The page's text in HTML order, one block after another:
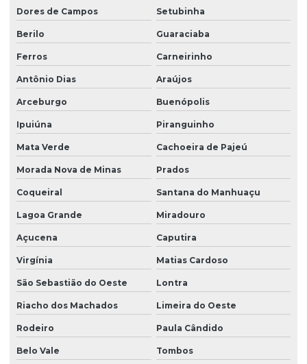
Dores de Campos Setubinha
Berilo Guaraciaba
Ferros Carneirinho
Antônio Dias Araújos
Arceburgo Buenópolis
Ipuiúna Piranguinho
Mata Verde Cachoeira de Pajeú
Morada Nova de Minas Prados
Coqueiral Santana do Manhuaçu
Lagoa Grande Miradouro
Açucena Caputira
Virgínia Matias Cardoso
São Sebastião do Oeste Lontra
Riacho dos Machados Limeira do Oeste
Rodeiro Paula Cândido
Belo Vale Tombos